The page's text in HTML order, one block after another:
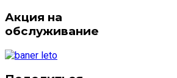
Акция на
обслуживание